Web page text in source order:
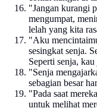
"Jangan kurangi
mengumpat,
lelah yang kita
"Aku
sesingkat senja.
Seperti senja,
"Senja
sebagian besar
"Pada saat
untuk melihat